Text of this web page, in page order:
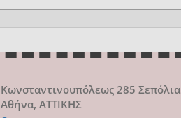
Κωνσταντινουπόλεως 285 Σεπόλια
Αθήνα, ΑΤΤΙΚΗΣ